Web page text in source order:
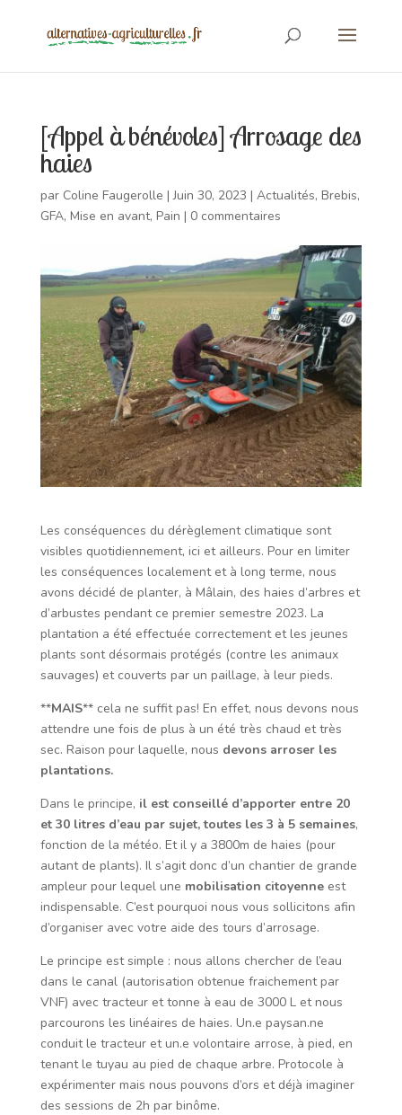
[Appel à bénévoles] Arrosage des
haies
par Coline Faugerolle |Juin 30, 2023 | Actualités, Brebis,
GFA, Mise en avant, Pain | 0 commentaires
Les conséquences du dérèglement climatique sont
visibles quotidiennement, ici et ailleurs. Pour en limiter
les conséquences localement et à long terme, nous
avons décidé de planter, à Mâlain, des haies d’arbres et
d’arbustes pendant ce premier semestre 2023. La
plantation a été effectuée correctement et les jeunes
plants sont désormais protégés (contre les animaux
sauvages) et couverts par un paillage, à leur pieds.
**MAIS** cela ne suffit pas! En effet, nous devons nous
attendre une fois de plus à un été très chaud et très
sec. Raison pour laquelle, nous devons arroser les
plantations.
Dans le principe, il est conseillé d’apporter entre 20
et 30 litres d’eau par sujet, toutes les 3 à 5 semaines,
fonction de la météo. Et il y a 3800m de haies (pour
autant de plants). Il s’agit donc d’un chantier de grande
ampleur pour lequel une mobilisation citoyenneest
indispensable. C’est pourquoi nous vous sollicitons afin
d’organiser avec votre aide des tours d’arrosage.
Le principe est simple : nous allons chercher de l’eau
dans le canal (autorisation obtenue fraichement par
VNF) avec tracteur et tonne à eau de 3000 L et nous
parcourons les linéaires de haies. Un.e paysan.ne
conduit le tracteur et un.e volontaire arrose, à pied, en
tenant le tuyau au pied de chaque arbre. Protocole à
expérimenter mais nous pouvons d’ors et déjà imaginer
des sessions de 2h par binôme.